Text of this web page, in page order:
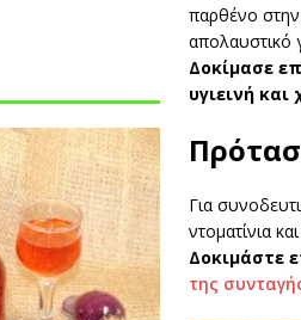
παρθένο
απολαυστικό
Δοκίμασε
υγιεινή
Για
ντοματίνια
Δοκιμάστε
της